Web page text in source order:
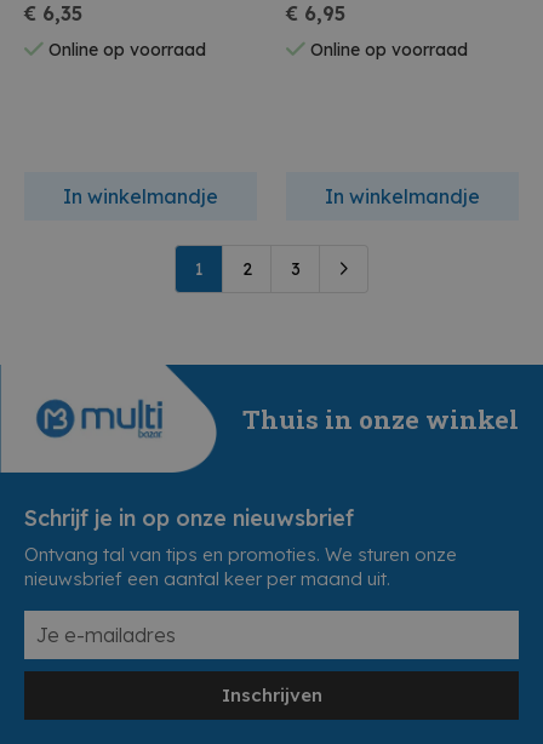
€ 6,35
Online op voorraad
In winkelmandje
€ 6,95
Online op voorraad
In winkelmandje
1 2 3
Thuis in onze winkel
Schrijf je in op onze nieuwsbrief
Ontvang tal van tips en promoties. We sturen onze
nieuwsbrief een aantal keer per maand uit.
Inschrijven